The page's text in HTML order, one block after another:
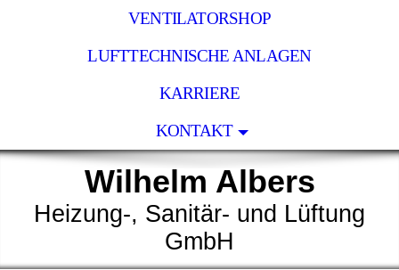
VENTILATORSHOP
LUFTTECHNISCHE ANLAGEN
KARRIERE
KONTAKT
Wilhelm Albers
Heizung-, Sanitär- und Lüftung
GmbH